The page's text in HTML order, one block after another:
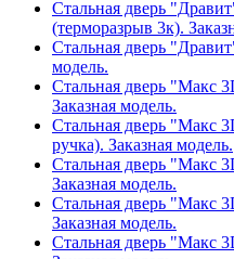
Стальная дверь
(терморазрыв 3к).
Стальная дверь
модель.
Стальная дверь "Макс
Заказная модель.
Стальная дверь "Макс
ручка). Заказная модель.
Стальная дверь "Макс
Заказная модель.
Стальная дверь "Макс
Заказная модель.
Стальная дверь "Макс